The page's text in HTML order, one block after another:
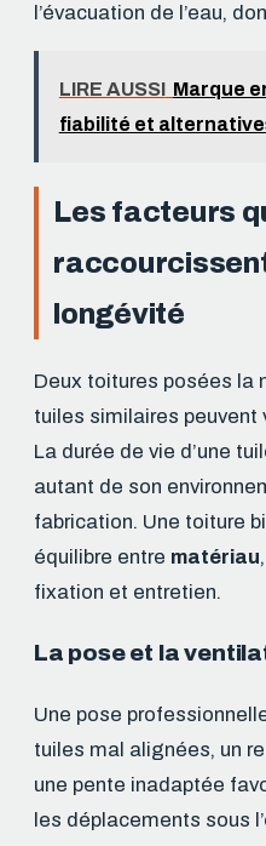
l’évacuation de l’eau,
LIRE AUSSI Marque
fiabilité et
Les facteurs
longévité
Deux toitures posées la
tuiles similaires
La durée de vie d’une
autant de son
fabrication. Une toiture
équilibre entre matériau
fixation et entretien.
La pose et la
Une pose
tuiles mal alignées, un
une pente inadaptée
les déplacements sous